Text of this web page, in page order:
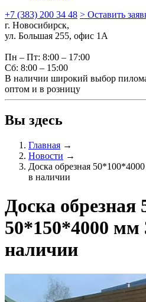
+7 (383) 200 34 48 > Оставить
г. Новосибирск,
ул. Большая 255, офис 1А
Пн – Пт: 8:00 – 17:00
Сб: 8:00 – 15:00
В наличии широкий выбор
оптом и в розницу
Вы здесь
Главная →
Новости →
Доска обрезная
в наличии
Доска обрезная
50*150*4000 мм
наличии